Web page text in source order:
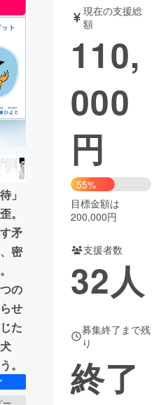
音楽
ェット ゲーム・サ
性化
CAMPFIRE Creation
税machi-ya コミュニティ
」
。
矛
密
の
せ
た
。
ー
現在の支援総
額
110,
000
円
55%
目標金額は
200,000円
支援者数
32人
募集終了まで残
り
終了